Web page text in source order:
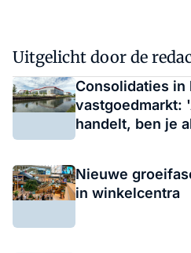
Uitgelicht door de
Consolidaties in
vastgoedmarkt:
handelt, ben je
Nieuwe
in winkelcentra